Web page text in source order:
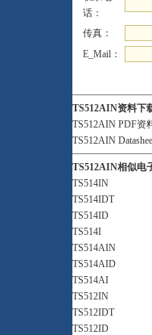
话：
传真：
E_Mail：
TS512AIN资料下
TS512AIN PDF资
TS512AIN
TS512AIN相似电
TS514IN
TS514IDT
TS514ID
TS514I
TS514AIN
TS514AID
TS514AI
TS512IN
TS512IDT
TS512ID